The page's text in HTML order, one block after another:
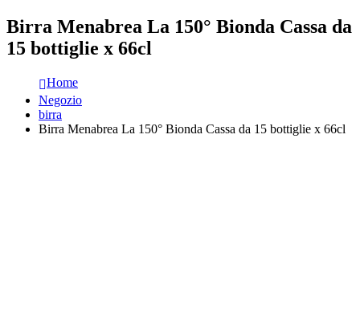
Birra Menabrea La 150° Bionda Cassa da
15 bottiglie x 66cl
Home
Negozio
birra
Birra Menabrea La 150° Bionda Cassa da 15 bottiglie x 66cl